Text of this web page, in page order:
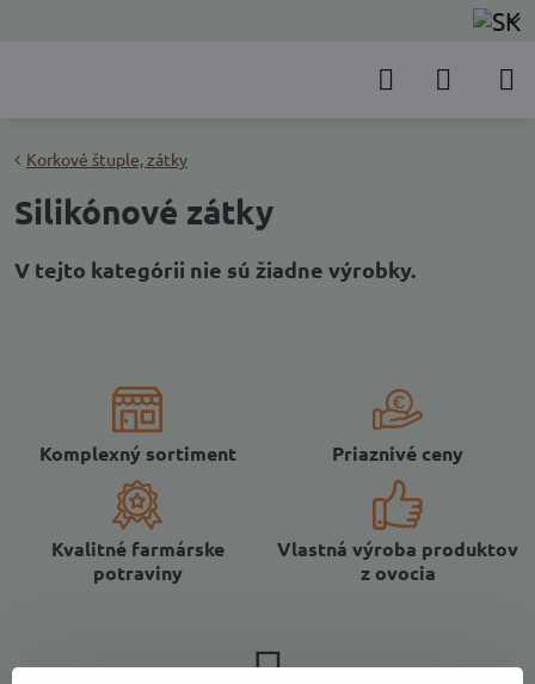
Korkové štuple, zátky
Silikónové zátky
Komplexný sortiment Priaznivé ceny
Kvalitné farmárske
potraviny
Vlastná výroba produktov
z ovocia